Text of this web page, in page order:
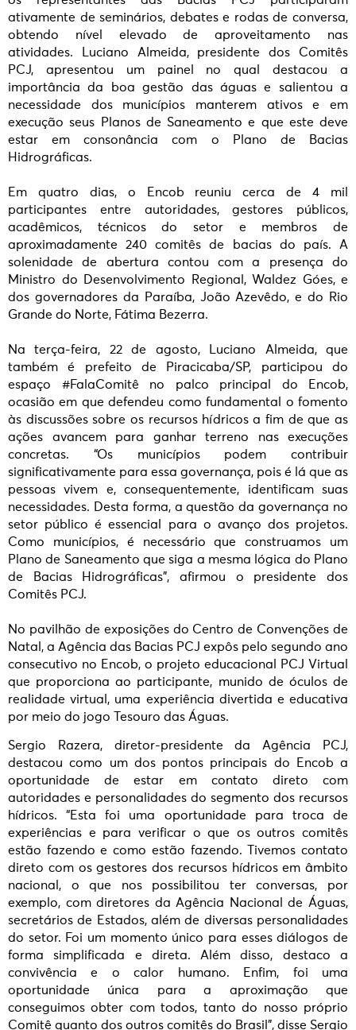
ativamente de seminários, debates e rodas de conversa,
obtendo nível elevado de aproveitamento nas
atividades. Luciano Almeida, presidente dos Comitês
PCJ, apresentou um painel no qual destacou a
importância da boa gestão das águas e salientou a
necessidade dos municípios manterem ativos e em
execução seus Planos de Saneamento e que este deve
estar em consonância com o Plano de Bacias
Hidrográficas.
Em quatro dias, o Encob reuniu cerca de 4 mil
participantes entre autoridades, gestores públicos,
acadêmicos, técnicos do setor e membros de
aproximadamente 240 comitês de bacias do país. A
solenidade de abertura contou com a presença do
Ministro do Desenvolvimento Regional, Waldez Góes, e
dos governadores da Paraíba, João Azevêdo, e do Rio
Grande do Norte, Fátima Bezerra.
Na terça-feira, 22 de agosto, Luciano Almeida, que
também é prefeito de Piracicaba/SP, participou do
espaço #FalaComitê no palco principal do Encob,
ocasião em que defendeu como fundamental o fomento
às discussões sobre os recursos hídricos a fim de que as
ações avancem para ganhar terreno nas execuções
concretas. “Os municípios podem contribuir
significativamente para essa governança, pois é lá que as
pessoas vivem e, consequentemente, identificam suas
necessidades. Desta forma, a questão da governança no
setor público é essencial para o avanço dos projetos.
Como municípios, é necessário que construamos um
Plano de Saneamento que siga a mesma lógica do Plano
de Bacias Hidrográficas”, afirmou o presidente dos
Comitês PCJ.
No pavilhão de exposições do Centro de Convenções de
Natal, a Agência das Bacias PCJ expôs pelo segundo ano
consecutivo no Encob, o projeto educacional PCJ Virtual
que proporciona ao participante, munido de óculos de
realidade virtual, uma experiência divertida e educativa
por meio do jogo Tesouro das Águas.
Sergio Razera, diretor-presidente da Agência PCJ,
destacou como um dos pontos principais do Encob a
oportunidade de estar em contato direto com
autoridades e personalidades do segmento dos recursos
hídricos. “Esta foi uma oportunidade para troca de
experiências e para verificar o que os outros comitês
estão fazendo e como estão fazendo. Tivemos contato
direto com os gestores dos recursos hídricos em âmbito
nacional, o que nos possibilitou ter conversas, por
exemplo, com diretores da Agência Nacional de Águas,
secretários de Estados, além de diversas personalidades
do setor. Foi um momento único para esses diálogos de
forma simplificada e direta. Além disso, destaco a
convivência e o calor humano. Enfim, foi uma
oportunidade única para a aproximação que
conseguimos obter com todos, tanto do nosso próprio
Comitê quanto dos outros comitês do Brasil”, disse Sergio